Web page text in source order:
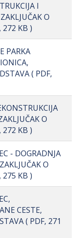
I
O
272 KB )
PARKA
( PDF,
O
272 KB )
- DOGRADNJA
O
275 KB )
CESTE,
( PDF, 271